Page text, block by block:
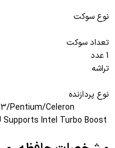
نوع سوکت
تعداد سوکت
1 عدد
تراشه
نوع پردازنده
Pentium/Celeron
Supports Intel Turbo Boost